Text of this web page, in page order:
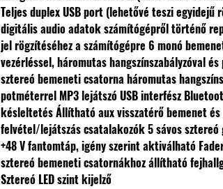
Teljes duplex USB port (lehetővé teszi
digitális audio adatok számítógépről történő
jel rögzítéséhez a számítógépre 6 monó
vezérléssel, háromutas hangszínszabályzóval
sztereó bemeneti csatorna háromutas
potméterrel MP3 lejátszóUSB interfész
késleltetésÁllítható aux visszatérő bemenet
felvétel/lejátszás csatalakozók5 sávos
+48 V fantomtáp, igény szerint aktiválható
sztereó bemeneti csatornákhoz állítható
Sztereó LED szint kijelző